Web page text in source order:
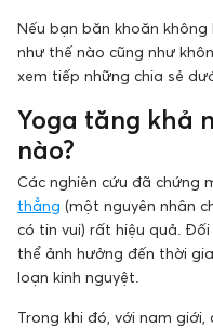
Nếu bạn băn khoăn
như thế nào cũng như
xem tiếp những chia sẻ
Yoga tăng khả
nào?
Các nghiên cứu đã chứng
thẳng (một nguyên nhân
có tin vui) rất hiệu quả.
thể ảnh hưởng đến thời
loạn kinh nguyệt.
Trong khi đó, với nam